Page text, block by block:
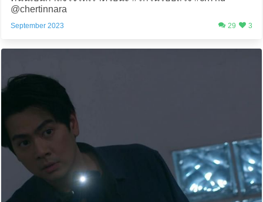
@chertinnara
September 2023 29 3